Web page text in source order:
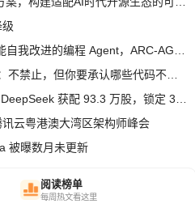
云粤港澳大湾区架构师峰会
被曝数月未更新
阅读榜单
每周热文看这里